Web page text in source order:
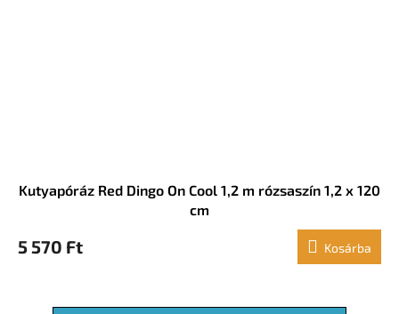
Kutyapóráz Red Dingo On Cool 1,2 m rózsaszín 1,2 x 120
cm
5 570 Ft Kosárba